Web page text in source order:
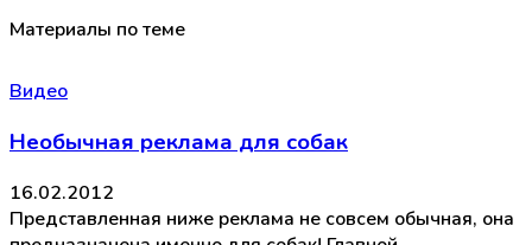
Материалы по теме
Видео
Необычная реклама для собак
16.02.2012
Представленная ниже реклама не совсем обычная, она